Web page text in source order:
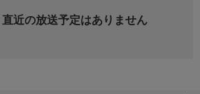
直近の放送予定はありません